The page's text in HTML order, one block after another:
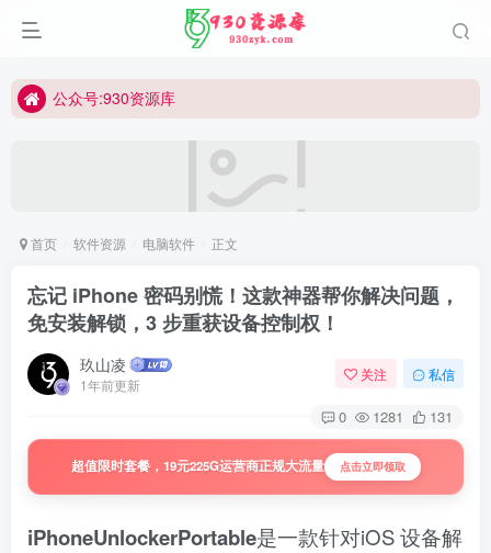
公众号:930资源库
首页 软件资源 电脑软件 正文
忘记 iPhone 密码别慌！这款神器帮你解决问题，
免安装解锁，3 步重获设备控制权！
玖山凌
1年前更新
关注 私信
0 1281 131
超值限时套餐，19元225G运营商正规大流量 点击立即领取
iPhoneUnlockerPortable是一款针对iOS 设备解